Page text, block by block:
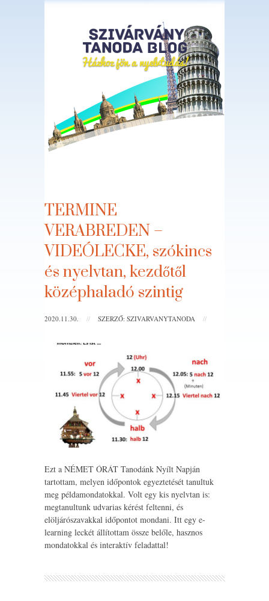
TERMINE
VERABREDEN –
VIDEÓLECKE, szókincs
és nyelvtan, kezdőtől
középhaladó szintig
2020.11.30. // SZERZŐ: SZIVARVANYTANODA //
Ezt a NÉMET ÓRÁT Tanodánk Nyílt Napján
tartottam, melyen időpontok egyeztetését tanultuk
meg példamondatokkal. Volt egy kis nyelvtan is:
megtanultunk udvarias kérést feltenni, és
elöljárószavakkal időpontot mondani. Itt egy e-
learning leckét állítottam össze belőle, hasznos
mondatokkal és interaktív feladattal!